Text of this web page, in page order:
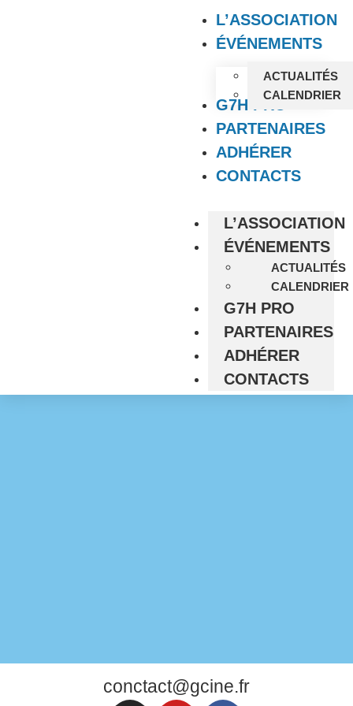
L’ASSOCIATION
ÉVÉNEMENTS
ACTUALITÉS
CALENDRIER
G7H PRO
PARTENAIRES
ADHÉRER
CONTACTS
L’ASSOCIATION
ÉVÉNEMENTS
ACTUALITÉS
CALENDRIER
G7H PRO
PARTENAIRES
ADHÉRER
CONTACTS
conctact@gcine.fr